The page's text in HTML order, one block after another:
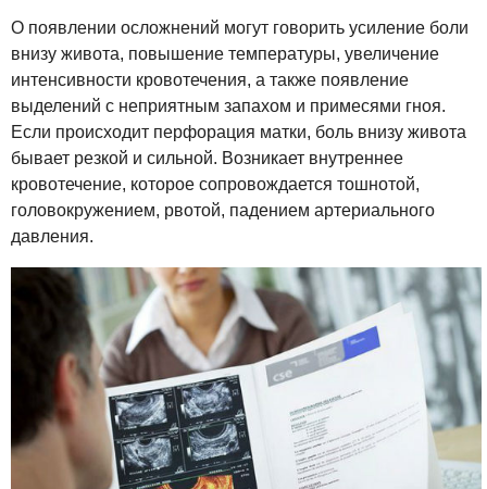
О появлении осложнений могут говорить усиление боли
внизу живота, повышение температуры, увеличение
интенсивности кровотечения, а также появление
выделений с неприятным запахом и примесями гноя.
Если происходит перфорация матки, боль внизу живота
бывает резкой и сильной. Возникает внутреннее
кровотечение, которое сопровождается тошнотой,
головокружением, рвотой, падением артериального
давления.